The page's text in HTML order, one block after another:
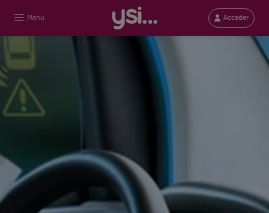
Menú Acceder